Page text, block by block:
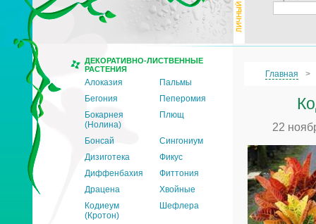
ДЕКОРАТИВНО-ЛИСТВЕННЫЕ
РАСТЕНИЯ
Алоказия
Пальмы
Бегония
Пеперомия
Бокарнея
(Нолина)
Плющ
Бонсай
Сингониум
Дизиготека
Фикус
Диффенбахия
Фиттония
Драцена
Хвойные
Кодиеум
(Кротон)
Шефлера
Главная
22